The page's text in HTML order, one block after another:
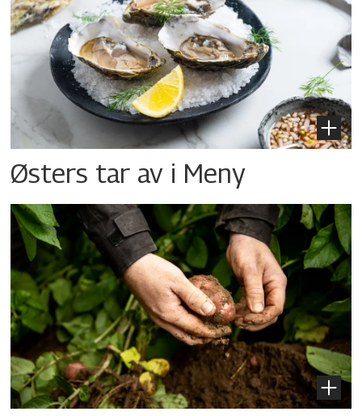
Østers tar av i Meny